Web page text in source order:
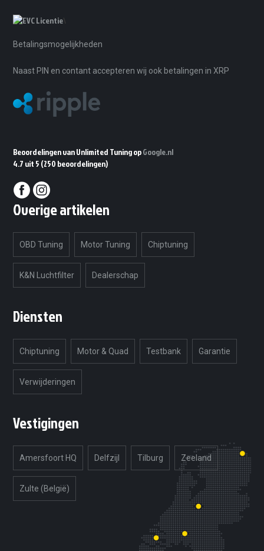
Betalingsmogelijkheden
Naast PIN en contant accepteren wij ook betalingen in XRP
Beoordelingen van Unlimited Tuning opGoogle.nl
4.7 uit 5 (250 beoordelingen)
Overige artikelen
OBD Tuning Motor Tuning Chiptuning
K&N Luchtfilter Dealerschap
Diensten
Chiptuning Motor & Quad Testbank Garantie
Verwijderingen
Vestigingen
Amersfoort HQ Delfzijl Tilburg Zeeland
Zulte (België)